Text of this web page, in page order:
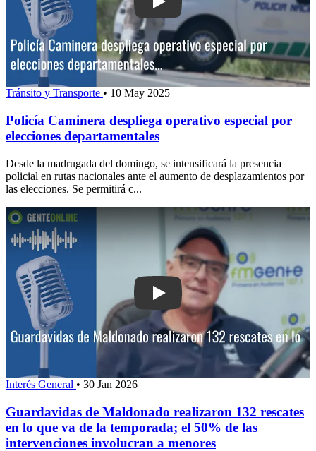
Play: Policía Caminera despliega
Tránsito y Transporte • 10 May 2025
Policía Caminera despliega operativo especial por
elecciones departamentales
Desde la madrugada del domingo, se intensificará la presencia
policial en rutas nacionales ante el aumento de desplazamientos por
las elecciones. Se permitirá c...
Play: Guardavidas de Maldonado
Interés General • 30 Jan 2026
Guardavidas de Maldonado realizaron 132 rescates
en lo que va de la temporada; el 50% de las
intervenciones involucran a menores